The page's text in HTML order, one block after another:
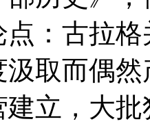
点：古拉
汲取而偶
立，大